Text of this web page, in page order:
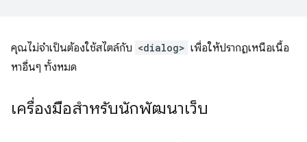
คุณไม่จำเป็นต้องใช้สไตล์กับ <dialog> เพื่อให้ปรากฏเหนือเนื้อ
หาอื่นๆ ทั้งหมด
เครื่องมือสำหรับนักพัฒนาเว็บ